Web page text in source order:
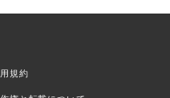
規約